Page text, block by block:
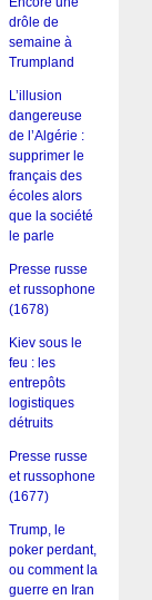
drôle de
semaine à
Trumpland
L’illusion
dangereuse
de l’Algérie :
supprimer le
français des
écoles alors
que la société
le parle
Presse russe
et russophone
(1678)
Kiev sous le
feu : les
entrepôts
logistiques
détruits
Presse russe
et russophone
(1677)
Trump, le
poker perdant,
ou comment la
guerre en Iran